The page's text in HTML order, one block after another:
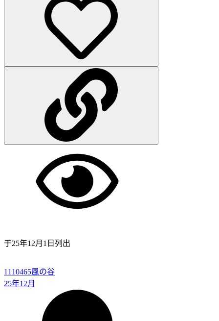
于25年12月1日 列出
1110465風の谷
25年12月